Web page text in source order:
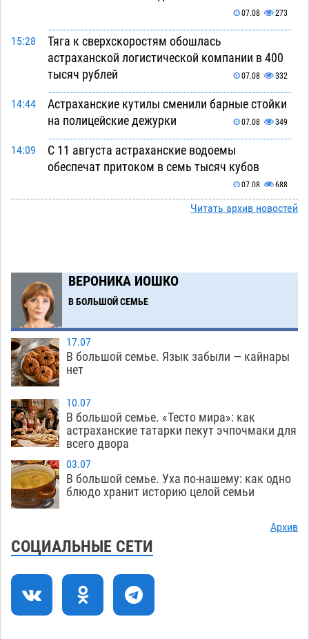
07.08 273
15:28
Тяга к сверхскоростям обошлась
астраханской логистической компании в 400
тысяч рублей
07.08 332
14:44
Астраханские кутилы сменили барные стойки
на полицейские дежурки
07.08 349
14:09
С 11 августа астраханские водоемы
обеспечат притоком в семь тысяч кубов
07.08 688
Астраханский аэропорт попробует отбиться
помойку
11:58
В Астрахани подросток угнал мотоцикл и
похитил чужие мобильник с банковскими
картами
11:20
Астраханцев ждут на парковом газоне с
призами и эрмитажными котами
10:43
Астраханский суд встал на сторону МЧС в
споре за возврат униформы
07.08 392
10:02
На Всероссийской Спартакиаде астраханские
гандболисты уступили казанским «драконам»
07.08
Краснодарской в Астрахани скончались
Астраханский суд оценил четыре удара по
голове полицейского в сто тысяч рублей
Читать архив новостей
ВЕРОНИКА ИОШКО
В БОЛЬШОЙ СЕМЬЕ
17.07
В большой семье. Язык забыли — кайнары
нет
10.07
В большой семье. «Тесто мира»: как
астраханские татарки пекут эчпочмаки для
всего двора
03.07
В большой семье. Уха по-нашему: как одно
блюдо хранит историю целой семьи
Архив
СОЦИАЛЬНЫЕ СЕТИ